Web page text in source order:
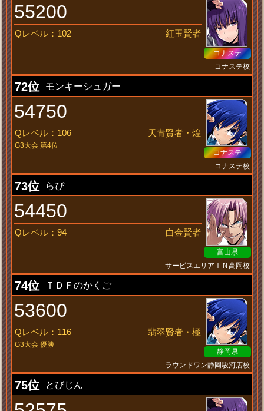
55200
Qレベル：102 紅玉賢者
コナステ
コナステ校
72位 モンキーシュガー
54750
Qレベル：106 天青賢者・煌
G3大会 第4位
コナステ
コナステ校
73位 らぴ
54450
Qレベル：94 白金賢者
富山県
サービスエリアＩＮ高岡校
74位 ＴＤＦのかくご
53600
Qレベル：116 翡翠賢者・極
G3大会 優勝
静岡県
ラウンドワン静岡駿河店校
75位 とびじん